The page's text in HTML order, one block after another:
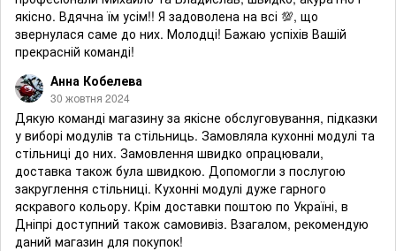
якісно. Вдячна їм усім!! Я задоволена на всі 💯, що
звернулася саме до них. Молодці! Бажаю успіхів Вашій
прекрасній команді!
Анна Кобелева
30 жовтня 2024
Дякую команді магазину за якісне обслуговування, підказки
у виборі модулів та стільниць. Замовляла кухонні модулі та
стільниці до них. Замовлення швидко опрацювали,
доставка також була швидкою. Допомогли з послугою
закруглення стільниці. Кухонні модулі дуже гарного
яскравого кольору. Крім доставки поштою по Україні, в
Дніпрі доступний також самовивіз. Взагалом, рекомендую
даний магазин для покупок!